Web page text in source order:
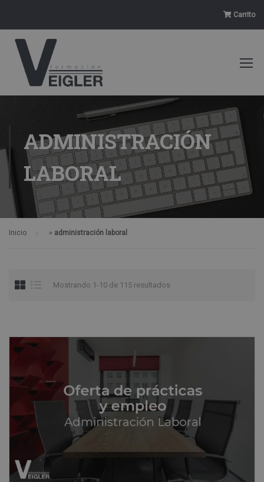
Carrito
ADMINISTRACIÓN
LABORAL
Inicio » administración laboral
Mostrando 1-10 de 115 resultados